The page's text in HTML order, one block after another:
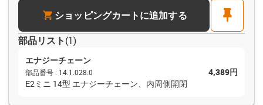
cartショッピングカートに追加する
pin
部品リスト(1)
エナジーチェーン
部品番号 : 14.1.028.0
4,389円
E2ミニ 14型 エナジーチェーン、内周側開閉